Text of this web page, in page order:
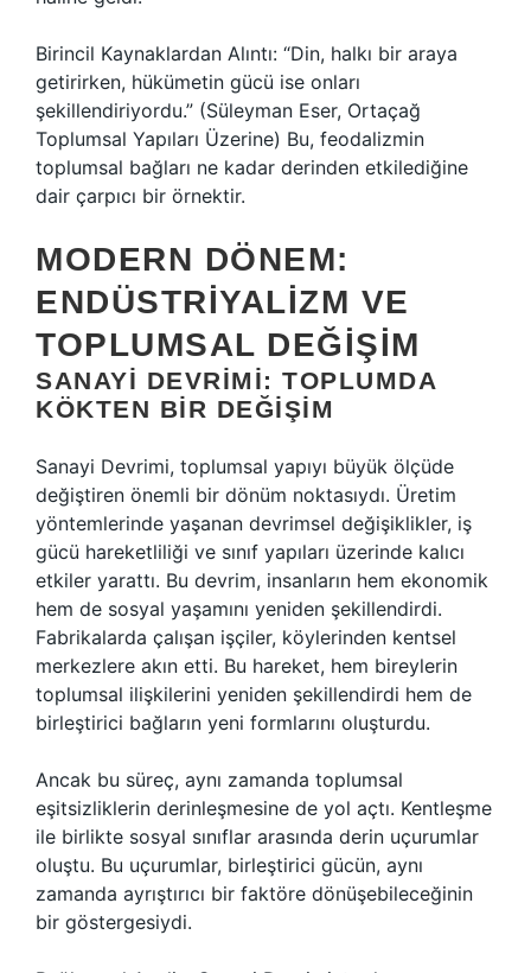
Birincil Kaynaklardan Alıntı: “Din, halkı bir araya
getirirken, hükümetin gücü ise onları
şekillendiriyordu.” (Süleyman Eser, Ortaçağ
Toplumsal Yapıları Üzerine) Bu, feodalizmin
toplumsal bağları ne kadar derinden etkilediğine
dair çarpıcı bir örnektir.
MODERN DÖNEM:
ENDÜSTRIYALIZM VE
TOPLUMSAL DEĞIŞIM
SANAYI DEVRIMI: TOPLUMDA
KÖKTEN BIR DEĞIŞIM
Sanayi Devrimi, toplumsal yapıyı büyük ölçüde
değiştiren önemli bir dönüm noktasıydı. Üretim
yöntemlerinde yaşanan devrimsel değişiklikler, iş
gücü hareketliliği ve sınıf yapıları üzerinde kalıcı
etkiler yarattı. Bu devrim, insanların hem ekonomik
hem de sosyal yaşamını yeniden şekillendirdi.
Fabrikalarda çalışan işçiler, köylerinden kentsel
merkezlere akın etti. Bu hareket, hem bireylerin
toplumsal ilişkilerini yeniden şekillendirdi hem de
birleştirici bağların yeni formlarını oluşturdu.
Ancak bu süreç, aynı zamanda toplumsal
eşitsizliklerin derinleşmesine de yol açtı. Kentleşme
ile birlikte sosyal sınıflar arasında derin uçurumlar
oluştu. Bu uçurumlar, birleştirici gücün, aynı
zamanda ayrıştırıcı bir faktöre dönüşebileceğinin
bir göstergesiydi.